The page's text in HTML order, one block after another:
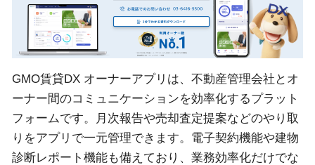
GMO賃貸DX オーナーアプリは、不動産管理会社とオ
ーナー間のコミュニケーションを効率化するプラット
フォームです。月次報告や売却査定提案などのやり取
りをアプリで一元管理できます。電子契約機能や建物
診断レポート機能も備えており、業務効率化だけでな